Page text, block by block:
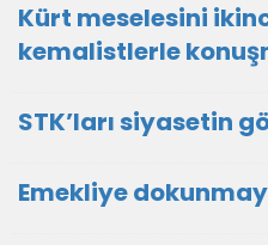
Kürt meselesini
kemalistlerle
STK’ları siyasetin
Emekliye